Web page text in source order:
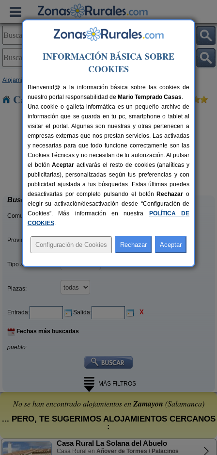
Alojamientos
Casas Rurales cerca de Zamayon
12 pers.
desde30 €
Casa Rural Las Puentes
Candelario (Salamanca)
Buscar
Comunidades:
Provincias/Islas:
Tipo alquiler:
Plazas:
Entrada: Salida: X
Fechas más buscadas
pueblo:
MÁS FILTROS
No se han encontrado alojamientos enZamayon (Salamanca)
... PERO, TE SUGERIMOS ALOJAMIENTOS CERCANOS
:
Casa Rural La Solana del Abuelo
Casa Rural en Añover de Tormes / Palacinos
INFORMACIÓN BÁSICA SOBRE
COOKIES
Bienvenid@ a la información básica sobre las cookies de
nuestro portal responsabilidad de Mario Temprado Casas.
Una cookie o galleta informática es un pequeño archivo de
información que se guarda en tu pc, smartphone o tablet al
visitar el portal. Algunas son nuestras y otras pertenecen a
empresas externas que nos prestan servicios. Las activadas
y necesarias para que todo funcione correctamente son las
Cookies Técnicas y no necesitan de tu autorización. Al pulsar
el botónAceptar activarás el resto de cookies (analíticas y
publicitarias), personalizadas según tus preferencias y con
publicidad ajustada a tus búsquedas. Estas últimas puedes
desactivarlas por completo pulsando el botón Rechazar o
elegir su activación/desactivación desde “Configuración de
Cookies”. Más información en nuestra
POLÍTICA DE
COOKIES.